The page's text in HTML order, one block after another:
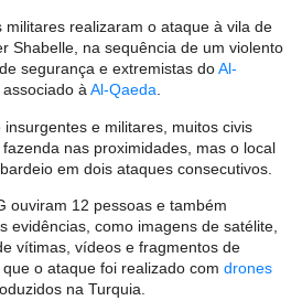
realizaram o ataque à vila de
Shabelle, na sequência de um violento
segurança e extremistas doAl-
àAl-Qaeda.
e militares, muitos civis
nas proximidades, mas o local
em dois ataques consecutivos.
ouviram 12 pessoas e também
evidências, como imagens de satélite,
vítimas, vídeos e fragmentos de
o ataque foi realizado com drones
na Turquia.